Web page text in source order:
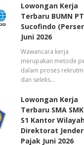
Lowongan Kerja
Terbaru BUMN PT
Sucofindo
Juni 2026
Wawancara kerja
merupakan metode
dalam proses
dan seleks…
Lowongan Kerja
Terbaru SMA
S1 Kantor
Direktorat
Pajak Juni 2026